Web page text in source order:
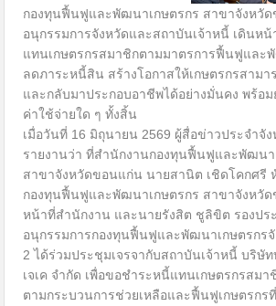
กองทุนฟื้นฟูและพัฒนาเกษตรกร สาขาจังหวั
อนุกรรมการจังหวัดและสถาบันเจ้าหนี้ เดินหน้
แทนเกษตรกรสมาชิกตามมาตรการฟื้นฟูและ
ลดภาระหนี้สิน สร้างโอกาสให้เกษตรกรสาม
และกลับมาประกอบอาชีพได้อย่างมั่นคง พร้อม
ค่าใช้จ่ายใด ๆ ทั้งสิ้น
เมื่อวันที่ 16 มิถุนายน 2569 ผู้สื่อข่าวประจำจั
รายงานว่า ที่สำนักงานกองทุนฟื้นฟูและพัฒนา
สาขาจังหวัดขอนแก่น นายสานิต เชิดโคกศรี
กองทุนฟื้นฟูและพัฒนาเกษตรกร สาขาจังหวัด
หน้าที่สำนักงาน และนายรังสิต ชูลิขิต รองป
อนุกรรมการกองทุนฟื้นฟูและพัฒนาเกษตรกร
2 ได้ร่วมประชุมเจรจากับสถาบันเจ้าหนี้ บริษั
เจเค จำกัด เพื่อขอชำระหนี้แทนเกษตรกรสม
ตามกระบวนการช่วยเหลือและฟื้นฟูเกษตรก